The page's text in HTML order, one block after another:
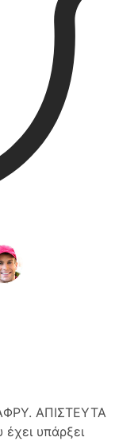
ΑΠΙΣΤΕΥΤΑ
υπάρξει